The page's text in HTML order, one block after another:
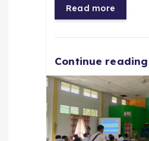
o
k
p m
Read more
Continue reading